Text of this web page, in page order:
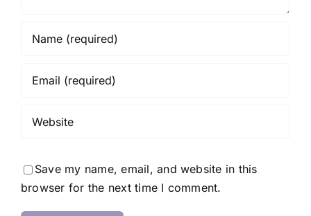
Save my name, email, and website in this
browser for the next time I comment.